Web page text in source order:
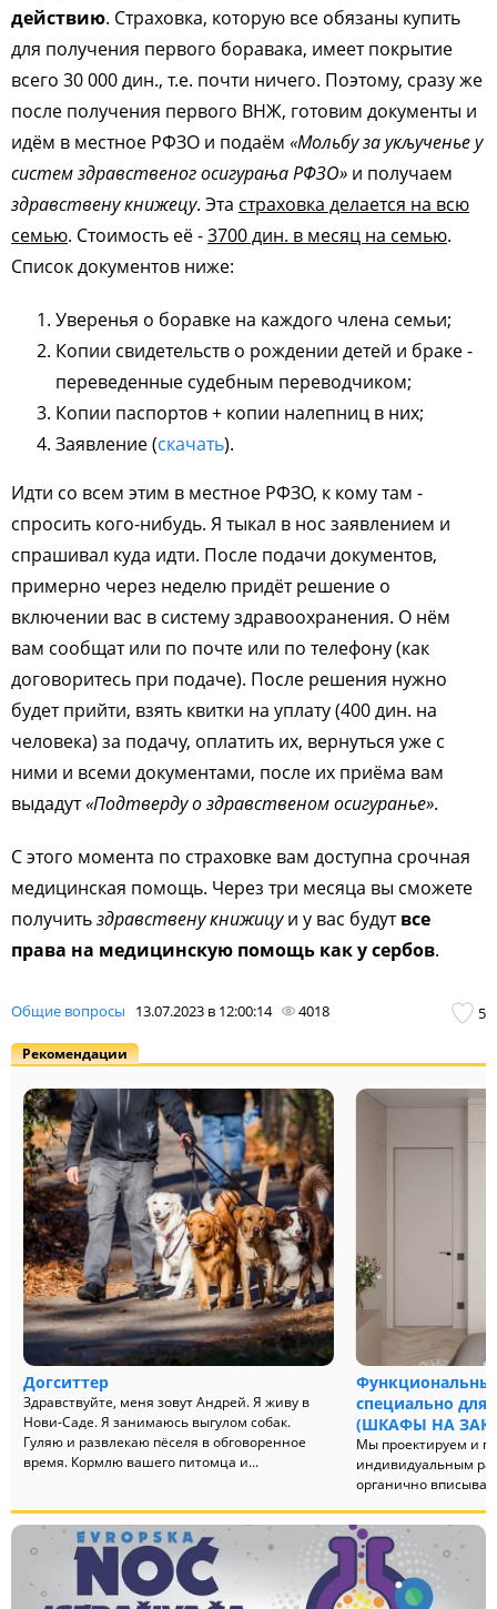
действию. Страховка, которую все обязаны купить
для получения первого боравака, имеет покрытие
всего 30 000 дин., т.е. почти ничего. Поэтому, сразу же
после получения первого ВНЖ, готовим документы и
идём в местное РФЗО и подаём «Мольбу за укљученье у
систем здравственог осигурања РФЗО» и получаем
здравствену книжецу. Эта страховка делается на всю
семью. Стоимость её -3700 дин. в месяц на семью.
Список документов ниже:
Уверенья о боравке на каждого члена семьи;
Копии свидетельств о рождении детей и браке -
переведенные судебным переводчиком;
Копии паспортов + копии налепниц в них;
Заявление (скачать).
Идти со всем этим в местное РФЗО, к кому там -
спросить кого-нибудь. Я тыкал в нос заявлением и
спрашивал куда идти. После подачи документов,
примерно через неделю придёт решение о
включении вас в систему здравоохранения. О нём
вам сообщат или по почте или по телефону (как
договоритесь при подаче). После решения нужно
будет прийти, взять квитки на уплату (400 дин. на
человека) за подачу, оплатить их, вернуться уже с
ними и всеми документами, после их приёма вам
выдадут«Подтверду о здравственом осигуранье».
С этого момента по страховке вам доступна срочная
медицинская помощь. Через три месяца вы сможете
получитьздравствену книжицуи у вас будутвсе
права на медицинскую помощь как у сербов.
5
Общие вопросы 13.07.2023 в 12:00:14 4018
Рекомендации
Догситтер
Здравствуйте, меня зовут Андрей. Я живу в
Нови-Саде. Я занимаюсь выгулом собак.
Гуляю и развлекаю пёселя в обговоренное
время. Кормлю вашего питомца и...
специально для
(ШКАФЫ НА
Мы проектируем и
индивидуальным
органично